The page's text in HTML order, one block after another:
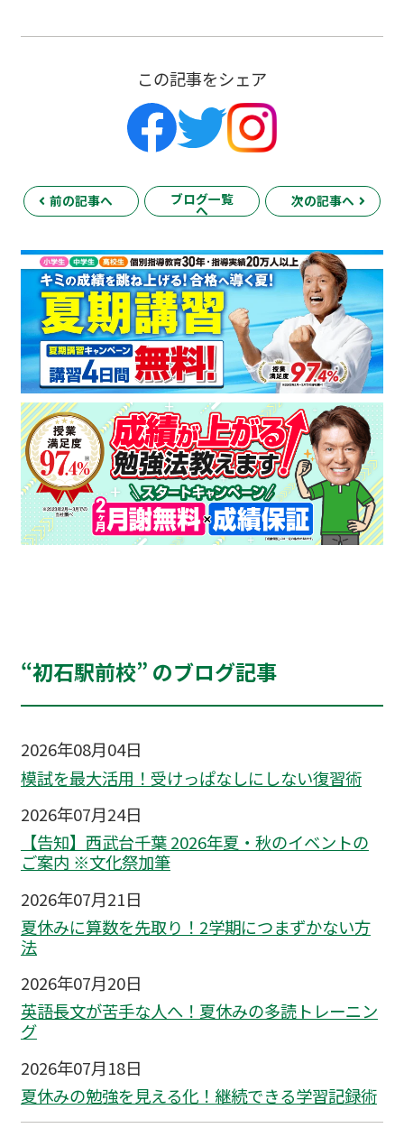
この記事をシェア
前の記事へ ブログ一覧
へ
次の記事へ
“初石駅前校” のブログ記事
2026年08月04日
模試を最大活用！受けっぱなしにしない復習術
2026年07月24日
【告知】西武台千葉 2026年夏・秋のイベントの
ご案内 ※文化祭加筆
2026年07月21日
夏休みに算数を先取り！2学期につまずかない方
法
2026年07月20日
英語長文が苦手な人へ！夏休みの多読トレーニン
グ
2026年07月18日
夏休みの勉強を見える化！継続できる学習記録術